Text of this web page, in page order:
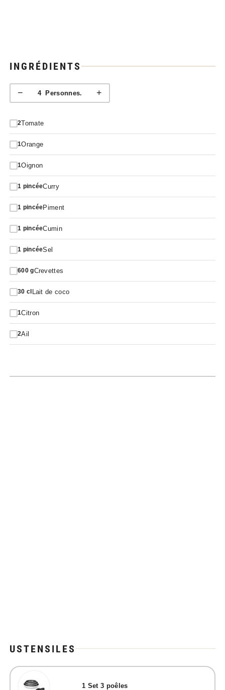
INGRÉDIENTS
− 4Personnes. +
2Tomate
1Orange
1Oignon
1 pincéeCurry
1 pincéePiment
1 pincéeCumin
1 pincéeSel
600 gCrevettes
30 cl Lait de coco
1Citron
2Ail
USTENSILES
1 Set 3 poêles